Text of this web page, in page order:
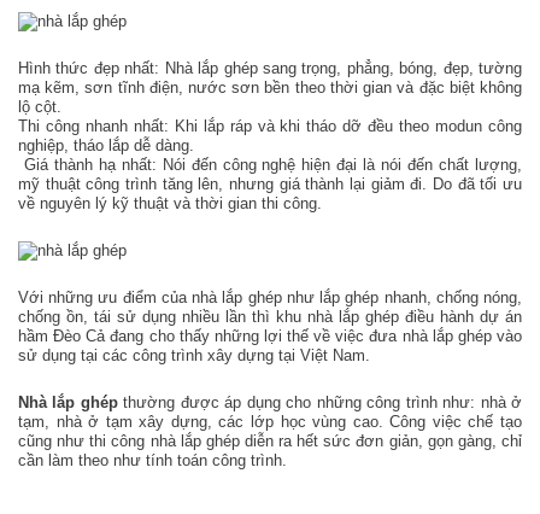
Hình thức đẹp nhất: Nhà lắp ghép sang trọng, phẳng, bóng, đẹp, tường
mạ kẽm, sơn tĩnh điện, nước sơn bền theo thời gian và đặc biệt không
lộ cột.
Thi công nhanh nhất: Khi lắp ráp và khi tháo dỡ đều theo modun công
nghiệp, tháo lắp dễ dàng.
Giá thành hạ nhất: Nói đến công nghệ hiện đại là nói đến chất lượng,
mỹ thuật công trình tăng lên, nhưng giá thành lại giảm đi. Do đã tối ưu
về nguyên lý kỹ thuật và thời gian thi công.
Với những ưu điểm của nhà lắp ghép như lắp ghép nhanh, chống nóng,
chống ồn, tái sử dụng nhiều lần thì khu nhà lắp ghép điều hành dự án
hầm Đèo Cả đang cho thấy những lợi thế về việc đưa nhà lắp ghép vào
sử dụng tại các công trình xây dựng tại Việt Nam.
Nhà lắp ghépthường được áp dụng cho những công trình như: nhà ở
tạm, nhà ở tạm xây dựng, các lớp học vùng cao. Công việc chế tạo
cũng như thi công nhà lắp ghép diễn ra hết sức đơn giản, gọn gàng, chỉ
cần làm theo như tính toán công trình.